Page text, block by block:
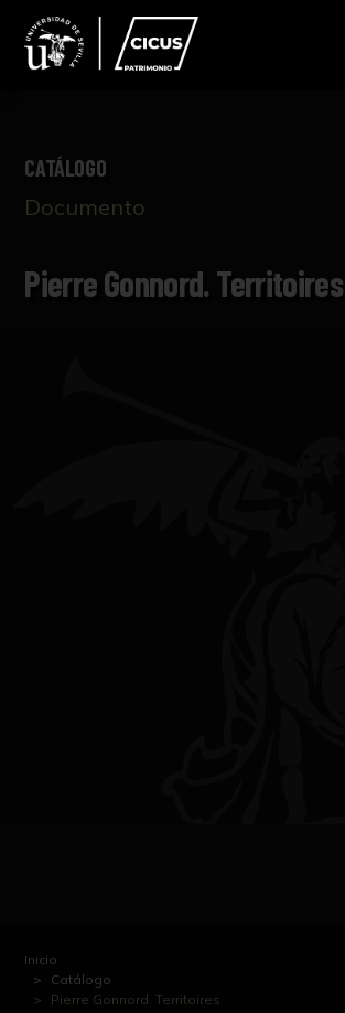
CATÁLOGO
Documento
Pierre Gonnord. Territoires
Inicio
Catálogo
Pierre Gonnord. Territoires